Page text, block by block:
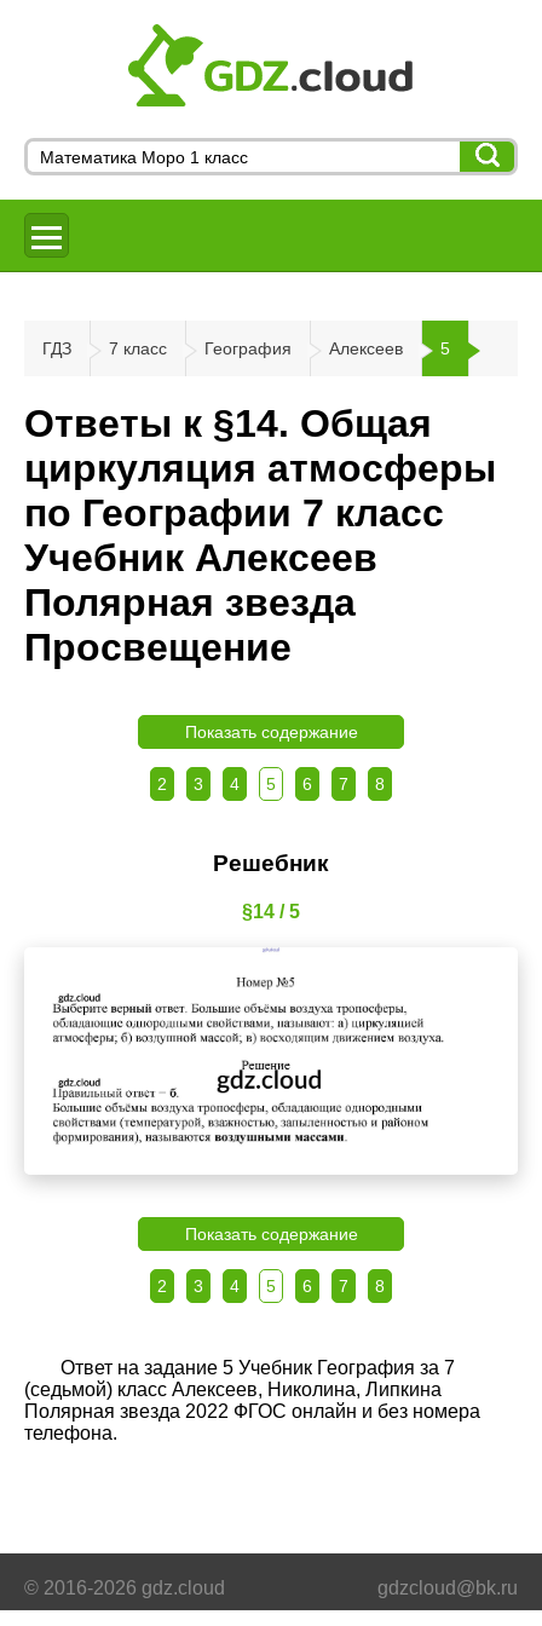
ГДЗ 7 класс География Алексеев 5
Ответы к §14. Общая
циркуляция атмосферы
по Географии 7 класс
Учебник Алексеев
Полярная звезда
Просвещение
Показать содержание
2 3 4 5 6 7 8
Решебник
§14 / 5
Показать содержание
2 3 4 5 6 7 8
Ответ на задание 5 Учебник География за 7
(седьмой) класс Алексеев, Николина, Липкина
Полярная звезда 2022 ФГОС онлайн и без номера
телефона.
© 2016-2026 gdz.cloud gdzcloud@bk.ru